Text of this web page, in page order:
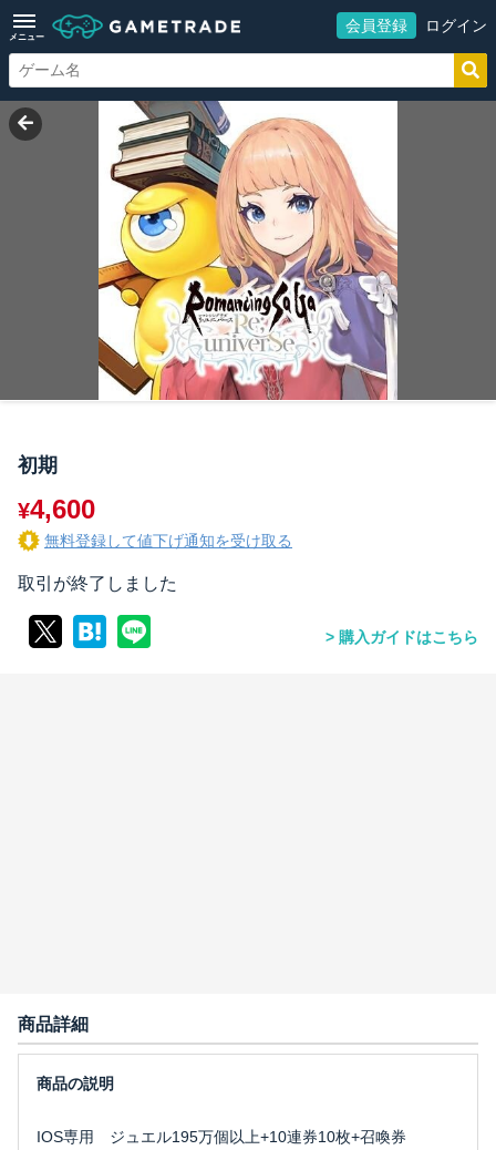
メニュー
会員登録 ログイン
初期
¥4,600
無料登録して値下げ通知を受け取る
取引が終了しました
購入ガイドはこちら
商品詳細
IOS専用 ジュエル195万個以上+10連券10枚+召喚券